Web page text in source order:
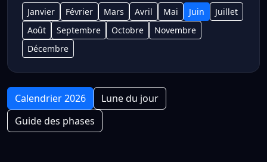
Janvier Février Mars Avril Mai Juin
Juillet
Août
Septembre Octobre
Novembre
Décembre
Calendrier 2026
Lune du jour
Guide des phases